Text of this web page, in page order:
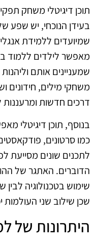
תוכן דיגיטלי משחק
בעידן הנוכחי, יש שפע
שמיועדים ללמידת
מאפשר לילדים ללמוד
שמעניינים אותם
משחקי מילים, חידונים
דרכים חדשות
בנוסף, תוכן דיגיטלי
כמו סרטונים,
לתכנים שונים מסייעת
הדוברים. האתגר של
שימוש בטכנולוגיה
שכן שילוב שני העולמות
היתרונות של